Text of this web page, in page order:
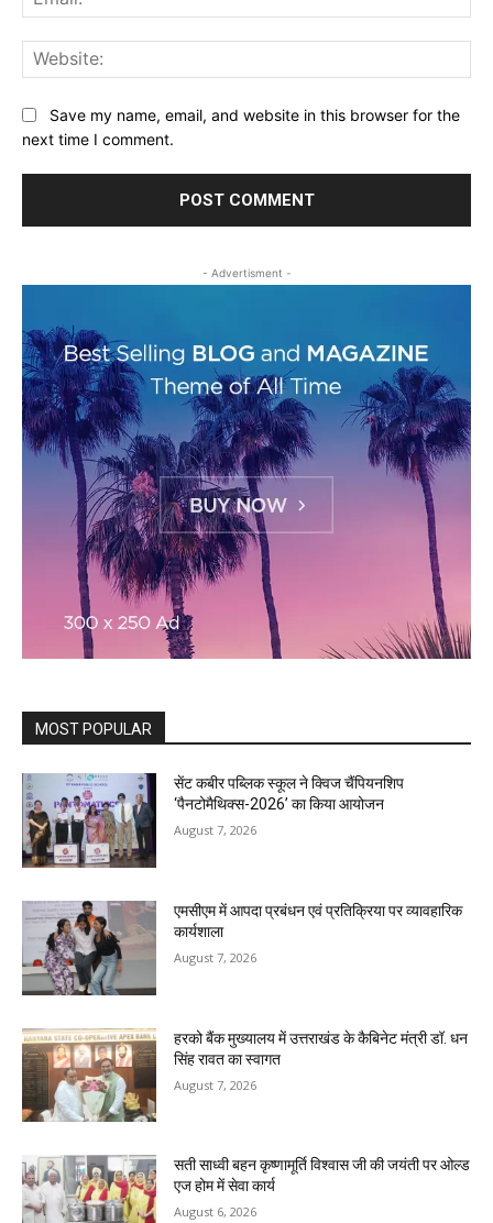
Save my name, email, and website in this browser for the
next time I comment.
- Advertisment -
MOST POPULAR
सेंट कबीर पब्लिक स्कूल ने क्विज चैंपियनशिप
‘पैनटोमैथिक्स-2026’ का किया आयोजन
August 7, 2026
एमसीएम में आपदा प्रबंधन एवं प्रतिक्रिया पर व्यावहारिक
कार्यशाला
August 7, 2026
हरको बैंक मुख्यालय में उत्तराखंड के कैबिनेट मंत्री डॉ. धन
सिंह रावत का स्वागत
August 7, 2026
सती साध्वी बहन कृष्णामूर्ति विश्वास जी की जयंती पर ओल्ड
एज होम में सेवा कार्य
August 6, 2026